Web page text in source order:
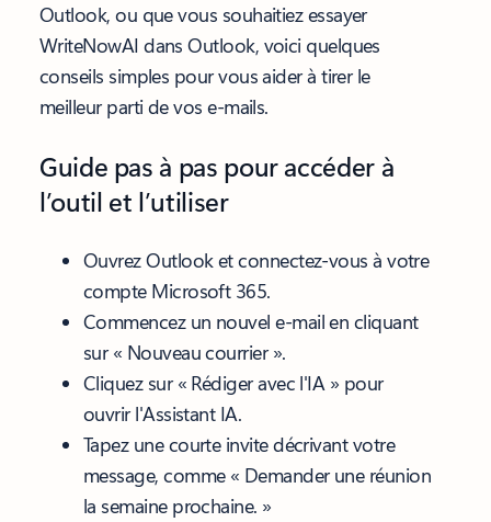
Outlook, ou que vous souhaitiez essayer
WriteNowAI dans Outlook, voici quelques
conseils simples pour vous aider à tirer le
meilleur parti de vos e-mails.
Guide pas à pas pour accéder à
l’outil et l’utiliser
Ouvrez Outlook et connectez-vous à votre
compte Microsoft 365.
Commencez un nouvel e-mail en cliquant
sur « Nouveau courrier ».
Cliquez sur « Rédiger avec l'IA » pour
ouvrir l'Assistant IA.
Tapez une courte invitedécrivant votre
message, comme « Demander une réunion
la semaine prochaine. »